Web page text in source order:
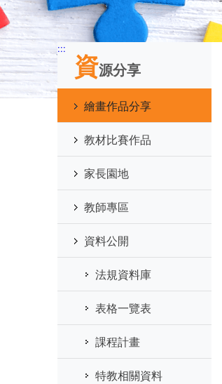
資源分享
:::
繪畫作品分享
教材比賽作品
家長園地
教師專區
資料公開
法規資料庫
表格一覽表
課程計畫
特教相關資料